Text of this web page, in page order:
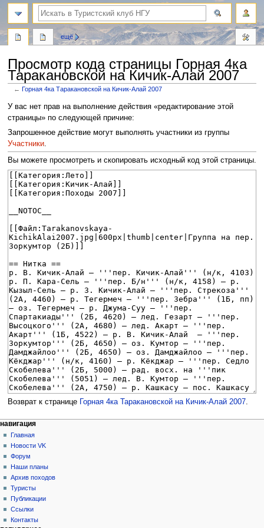
Просмотр кода страницы Горная 4ка
Таракановской на Кичик-Алай 2007
←Горная 4ка Таракановской на Кичик-Алай 2007
Перейти
к
навигации
Перейти
к
поиску
У вас нет прав на выполнение действия «редактирование этой
страницы» по следующей причине:
Запрошенное действие могут выполнять участники из группы
Участники.
Вы можете просмотреть и скопировать исходный код этой страницы.
Возврат к странице Горная 4ка Таракановской на Кичик-Алай 2007.
Н
а
в
и
а
ц
и
действия на странице
статья
обсуждение
читать
просмотр
кода
история
ещё
персональные инструменты
создать
учётную
запись
войти
навигация
Главная
Новости VK
Форум
Наши планы
Архив походов
Туристы
Публикации
Ссылки
Контакты
поиск